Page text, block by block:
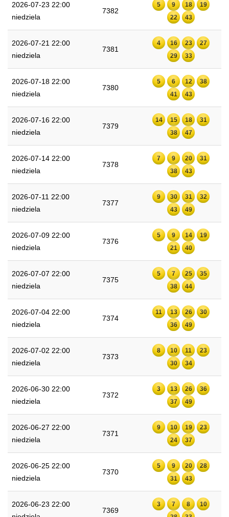
2026-07-23 22:00
niedziela
7382
5 9 18
19
22
43
2026-07-21 22:00
niedziela
7381
4 16 23
27
29
33
2026-07-18 22:00
niedziela
7380
5 6 12
38
41
43
2026-07-16 22:00
niedziela
7379
14 15 18
31
38
47
2026-07-14 22:00
niedziela
7378
7 9 20
31
38
43
2026-07-11 22:00
niedziela
7377
9 30 31
32
43
49
2026-07-09 22:00
niedziela
7376
5 9 14
19
21
40
2026-07-07 22:00
niedziela
7375
5 7 25
35
38
44
2026-07-04 22:00
niedziela
7374
11 13 26
30
36
49
2026-07-02 22:00
niedziela
7373
8 10 11
23
30
34
2026-06-30 22:00
niedziela
7372
3 13 26
36
37
49
2026-06-27 22:00
niedziela
7371
9 10 19
23
24
37
2026-06-25 22:00
niedziela
7370
5 9 20
28
31
43
2026-06-23 22:00
7369
3 7 8
10